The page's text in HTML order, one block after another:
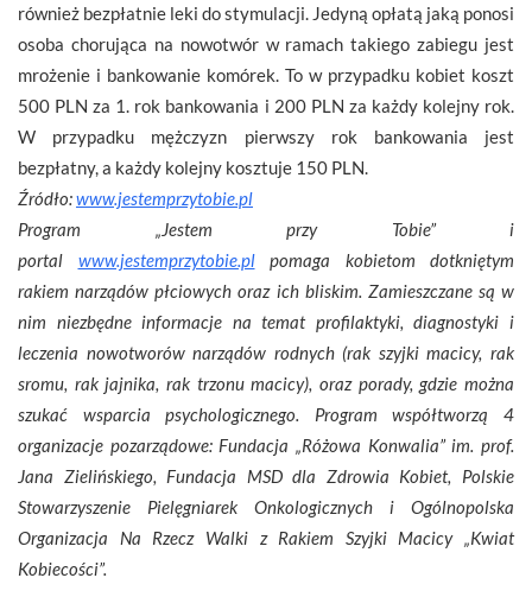
również bezpłatnie leki do stymulacji. Jedyną opłatą jaką ponosi
osoba chorująca na nowotwór w ramach takiego zabiegu jest
mrożenie i bankowanie komórek. To w przypadku kobiet koszt
500 PLN za 1. rok bankowania i 200 PLN za każdy kolejny rok.
W przypadku mężczyzn pierwszy rok bankowania jest
bezpłatny, a każdy kolejny kosztuje 150 PLN.
Źródło:www.jestemprzytobie.pl
Program „Jestem przy Tobie” i
portal www.jestemprzytobie.plpomaga kobietom dotkniętym
rakiem narządów płciowych oraz ich bliskim. Zamieszczane są w
nim niezbędne informacje na temat profilaktyki, diagnostyki i
leczenia nowotworów narządów rodnych (rak szyjki macicy, rak
sromu, rak jajnika, rak trzonu macicy), oraz porady, gdzie można
szukać wsparcia psychologicznego. Program współtworzą 4
organizacje pozarządowe: Fundacja „Różowa Konwalia” im. prof.
Jana Zielińskiego, Fundacja MSD dla Zdrowia Kobiet, Polskie
Stowarzyszenie Pielęgniarek Onkologicznych i Ogólnopolska
Organizacja Na Rzecz Walki z Rakiem Szyjki Macicy „Kwiat
Kobiecości”.